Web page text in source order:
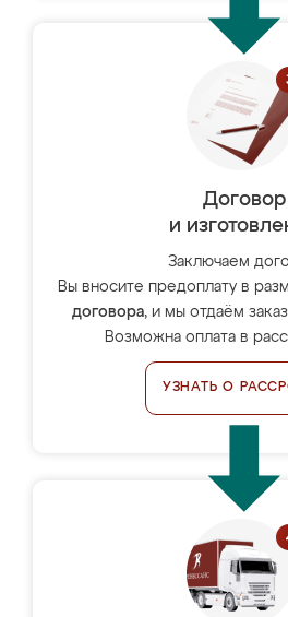
Договор
и
Заключаем
Вы вносите предоплату в
договора, и мы отдаём
Возможна оплата в
УЗНАТЬ О